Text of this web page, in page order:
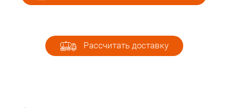
Рассчитать доставку